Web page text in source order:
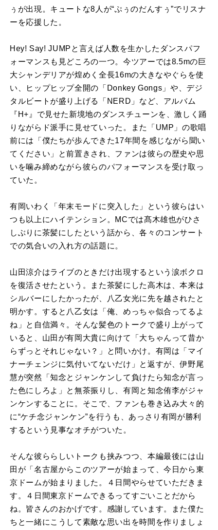
ぅが出現。キュートな8人が“ぷぅのだんすぅ”でリスナ
ーを応援した。
Hey! Say! JUMPと言えば人数を生かしたダンスパフ
ォーマンスも見どころの一つ。今ツアーでは8.5mの巨
大シャンデリアが煌めく全長16mの大きなやぐらを使
い、ヒップヒップ全開の「Donkey Gongs」や、デジ
タルビートが盛り上げる「NERD」など、アルバム
『H+』で見せた新境地のダンスチューンを、激しく踊
りながらド派手に見せていった。また「UMP」の歌唱
前には「僕たちが歩んできた17年間を感じながら聞い
てください」と前置きされ、ファンは彼らの歴史や思
いを噛み締めながら彼らのパフォーマンスを受け取っ
ていた。
有岡いわく「年末モードに突入した」という彼らはい
つも以上にハイテンション。MCでは髙木雄也がひさ
しぶりに茶髪にしたという話から、各々のコンサート
での気合いの入れ方の話題に。
山田涼介はライブのときだけ出現するという涙ボクロ
を復活させたという。また茶髪にした高木は、本来は
シルバーにしたかったが、八乙女光に先を越されたと
明かす。すると八乙女は「俺、めっちゃ似合ってるよ
ね」と自信満々。そんな髪色のトークで盛り上がって
いると、山田が有岡大貴に向けて「大ちゃんって昔か
らずっとそれじゃない？」と問いかけ。有岡は「マイ
ナーチェンジに気付いてないだけ」と返すが、伊野尾
慧が突然「知念とジャンケンして負けたら知念が言っ
た色にしろよ」と無茶振りし、有岡と知念侑李がジャ
ンケンすることに。そこで、ファンも巻き込み大々的
に“ケチ念ジャンケン”を行うも、あっさり有岡が勝利
するという見事なオチがついた。
そんな彼ららしいトークも挟みつつ、本編最後には山
田が「名古屋からこのツアーが始まって、今日から東
京ドームが始まりました。４日間やらせていただきま
す。４日間東京ドームできるってすごいことだから
ね。皆さんのおかげです。感謝しています。また僕た
ちと一緒にこうして素敵な思い出を時間を作りましょ